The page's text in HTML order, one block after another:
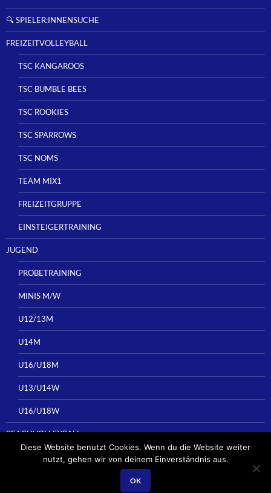
🔍 SPIELER:INNENSUCHE
FREIZEITVOLLEYBALL
TSC KANGAROOS
TSC BUMBLE BEES
TSC ROOKIES
TSC SPARROWS
TSC NOMS
TEAM MIX1
FREIZEITGRUPPE
EINSTEIGERTRAINING
JUGEND
PROBETRAINING
MINIS M/W
U12/13M
U14M
U16/U18M
U13/U14W
U16/U18W
BEACHVOLLEYBALL
Diese Website benutzt Cookies. Wenn du die Website weiter
nutzt, gehen wir von deinem Einverständnis aus.
OK